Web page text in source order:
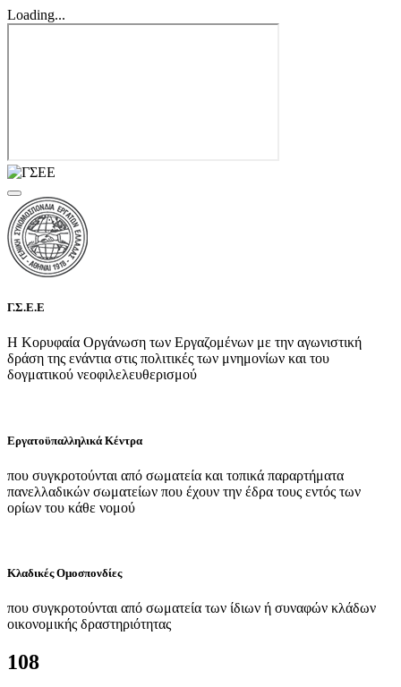
Loading...
Γ.Σ.Ε.Ε
Η Κορυφαία Οργάνωση των Εργαζομένων με την αγωνιστική
δράση της ενάντια στις πολιτικές των μνημονίων και του
δογματικού νεοφιλελευθερισμού
Εργατοϋπαλληλικά Κέντρα
που συγκροτούνται από σωματεία και τοπικά παραρτήματα
πανελλαδικών σωματείων που έχουν την έδρα τους εντός των
ορίων του κάθε νομού
Κλαδικές Ομοσπονδίες
που συγκροτούνται από σωματεία των ίδιων ή συναφών κλάδων
οικονομικής δραστηριότητας
108